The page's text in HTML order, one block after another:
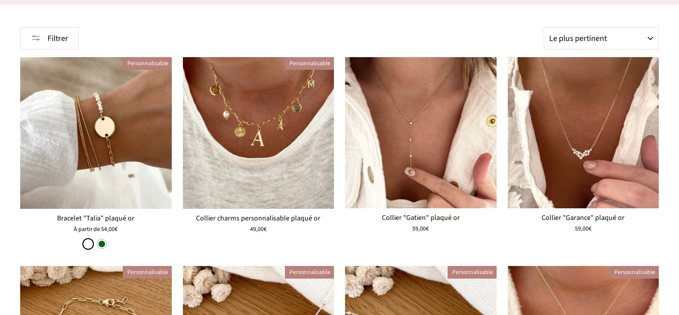
Filtrer
APPLIQUER
Personnalisable
Bracelet "Talia" plaqué or
À partir de54,00€
Personnalisable
Collier charms personnalisable plaqué or
49,00€
Collier "Gatien" plaqué or
59,00€
Collier "Garance" plaqué or
59,00€
Personnalisable Personnalisable Personnalisable Personnalisable